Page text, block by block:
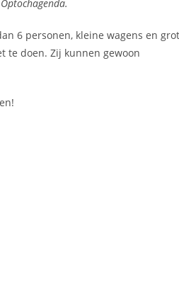
6 personen, kleine wagens en
te doen. Zij kunnen gewoon